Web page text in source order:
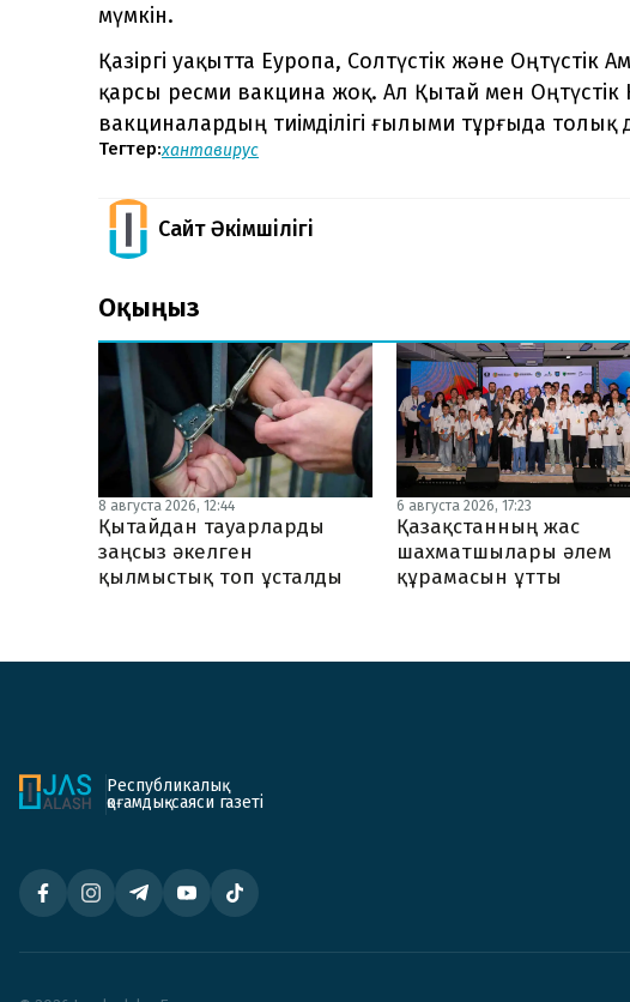
мүмкін.
Қазіргі уақытта Еуропа, Солтүстік және Оңтүстік
қарсы ресми вакцина жоқ. Ал Қытай мен
вакциналардың тиімділігі ғылыми тұрғыда толық
Тегтер:хантавирус
Сайт Әкімшілігі
Оқыңыз
8 августа 2026, 12:44
Қытайдан тауарларды
заңсыз әкелген
қылмыстық топ ұсталды
6 августа 2026, 17:23
Қазақстанның жас
шахматшылары әлем
құрамасын ұтты
Республикалық
қоғамдық-саяси газеті